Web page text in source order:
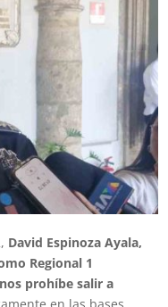
David Espinoza Ayala,
Regional 1
prohíbe salir a